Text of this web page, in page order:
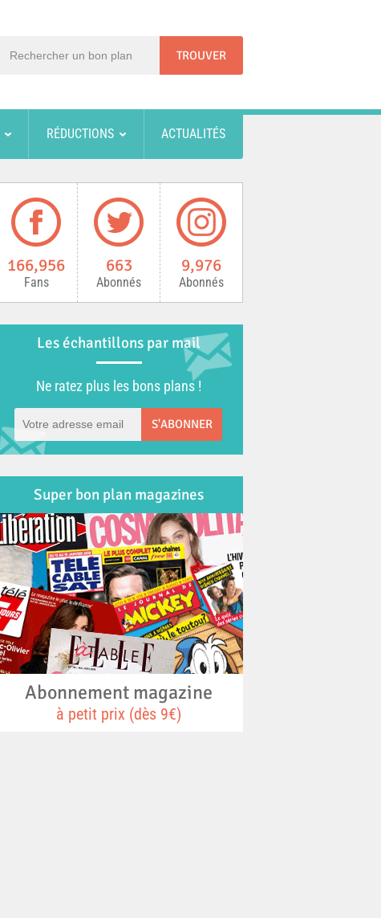
RÉDUCTIONS ACTUALITÉS
166,956
Fans
663
Abonnés
9,976
Abonnés
Les échantillons par mail
Ne ratez plus les bons plans !
S'ABONNER
Super bon plan magazines
Abonnement magazine
à petit prix (dès 9€)